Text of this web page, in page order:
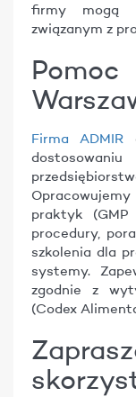
firmy mogą
związanym z
Firma ADMIR
praktyk (GMP
procedury,
szkolenia dla
systemy.
zgodnie z
(Codex